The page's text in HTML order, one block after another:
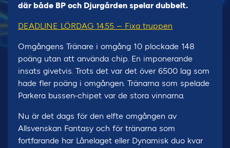
där både BP och Djurgården spelar dubbelt.
DEADLINE LÖRDAG 14.55 – Fixa truppen
Omgångens Tränare i omgång 10 plockade 148
poäng utan att använda chip. En imponerande
insats givetvis. Trots det var det över 6500 lag som
hade fler poäng i omgången. Tränarna som spelade
Parkera bussen-chipet var de stora vinnarna.
Nu är det dags för den elfte omgången av
Allsvenskan Fantasy och för tränarna som
fortfarande har Lånelaget eller Dynamisk duo kvar